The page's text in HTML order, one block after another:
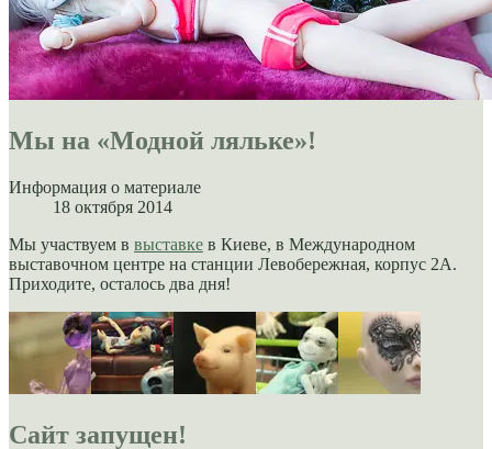
Мы на «Модной ляльке»!
Информация о материале
18 октября 2014
Мы участвуем в выставке в Киеве, в Международном
выставочном центре на станции Левобережная, корпус 2А.
Приходите, осталось два дня!
Сайт запущен!